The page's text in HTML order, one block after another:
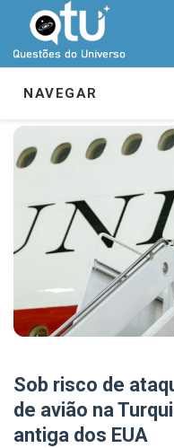
NAVEGAR
Sob risco de
de avião na
antiga dos EUA